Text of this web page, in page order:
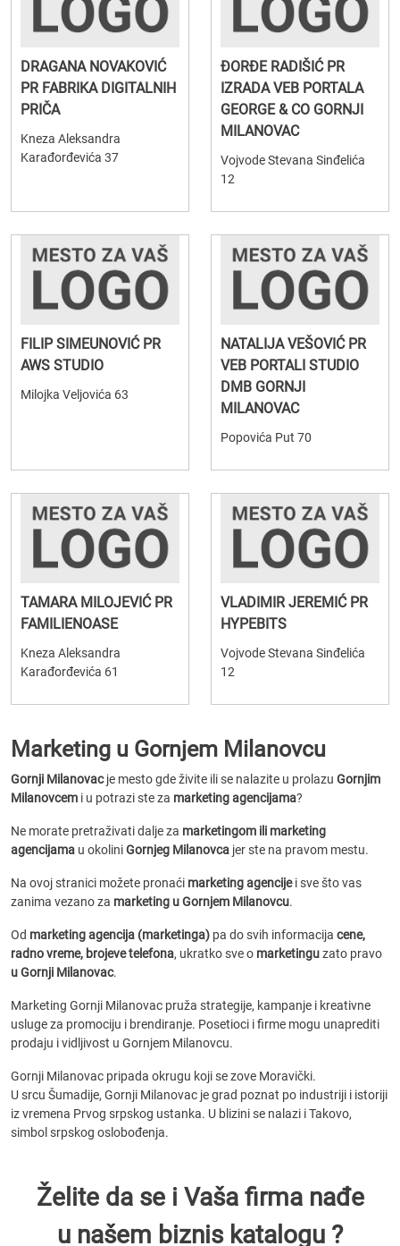
DRAGANA NOVAKOVIĆ
PR FABRIKA DIGITALNIH
PRIČA
Kneza Aleksandra
Karađorđevića 37
ĐORĐE RADIŠIĆ PR
IZRADA VEB PORTALA
GEORGE & CO GORNJI
MILANOVAC
Vojvode Stevana Sinđelića
12
FILIP SIMEUNOVIĆ PR
AWS STUDIO
Milojka Veljovića 63
NATALIJA VEŠOVIĆ PR
VEB PORTALI STUDIO
DMB GORNJI
MILANOVAC
Popovića Put 70
TAMARA MILOJEVIĆ PR
FAMILIENOASE
Kneza Aleksandra
Karađorđevića 61
VLADIMIR JEREMIĆ PR
HYPEBITS
Vojvode Stevana Sinđelića
12
Marketing u Gornjem Milanovcu
Gornji Milanovacje mesto gde živite ili se nalazite u prolazu Gornjim
Milanovcem i u potrazi ste za marketing agencijama?
Ne morate pretraživati dalje za marketingom ili marketing
agencijama u okoliniGornjeg Milanovca jer ste na pravom mestu.
Na ovoj stranici možete pronaći marketing agencijei sve što vas
zanima vezano za marketing u Gornjem Milanovcu.
Od marketing agencija (marketinga) pa do svih informacija cene,
radno vreme, brojeve telefona, ukratko sve o marketinguzato pravo
u Gornji Milanovac.
Marketing Gornji Milanovac pruža strategije, kampanje i kreativne
usluge za promociju i brendiranje. Posetioci i firme mogu unaprediti
prodaju i vidljivost u Gornjem Milanovcu.
Gornji Milanovac pripada okrugu koji se zove Moravički.
U srcu Šumadije, Gornji Milanovac je grad poznat po industriji i istoriji
iz vremena Prvog srpskog ustanka. U blizini se nalazi i Takovo,
simbol srpskog oslobođenja.
Želite da se i Vaša firma nađe
u našem biznis katalogu ?